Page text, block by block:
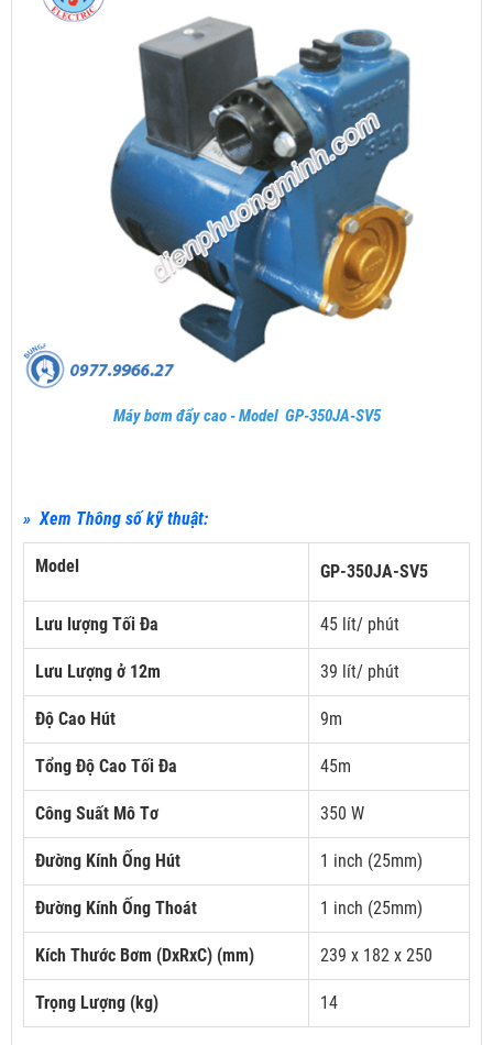
Máy bơm đẩy cao - Model GP-350JA-SV5
» Xem Thông số kỹ thuật:
Model GP-350JA-SV5
Lưu lượng Tối Đa 45 lít/ phút
Lưu Lượng ở 12m 39 lít/ phút
Độ Cao Hút 9m
Tổng Độ Cao Tối Đa 45m
Công Suất Mô Tơ 350 W
Đường Kính Ống Hút 1 inch (25mm)
Đường Kính Ống Thoát 1 inch (25mm)
Kích Thước Bơm (DxRxC) (mm) 239 x 182 x 250
Trọng Lượng (kg) 14